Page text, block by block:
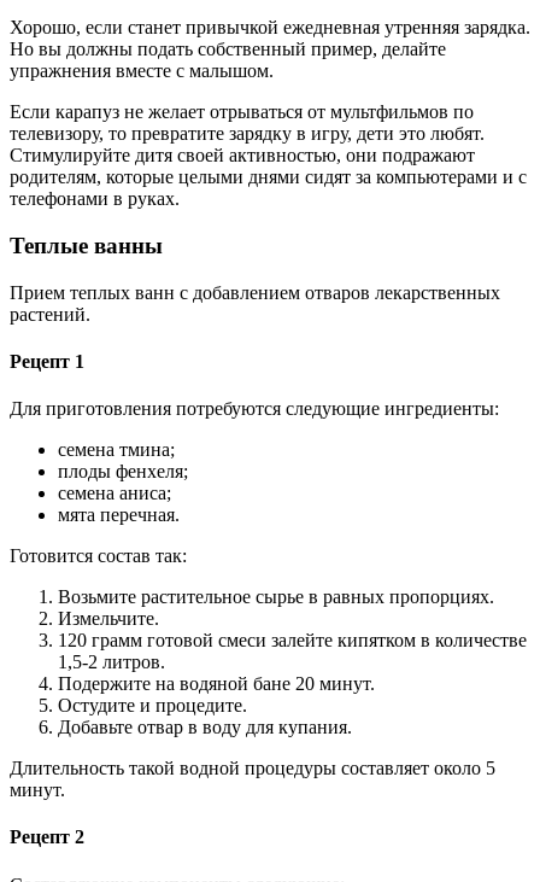
Хорошо, если станет привычкой ежедневная утренняя зарядка.
Но вы должны подать собственный пример, делайте
упражнения вместе с малышом.
Если карапуз не желает отрываться от мультфильмов по
телевизору, то превратите зарядку в игру, дети это любят.
Стимулируйте дитя своей активностью, они подражают
родителям, которые целыми днями сидят за компьютерами и с
телефонами в руках.
Теплые ванны
Прием теплых ванн с добавлением отваров лекарственных
растений.
Рецепт 1
Для приготовления потребуются следующие ингредиенты:
семена тмина;
плоды фенхеля;
семена аниса;
мята перечная.
Готовится состав так:
Возьмите растительное сырье в равных пропорциях.
Измельчите.
120 грамм готовой смеси залейте кипятком в количестве
1,5-2 литров.
Подержите на водяной бане 20 минут.
Остудите и процедите.
Добавьте отвар в воду для купания.
Длительность такой водной процедуры составляет около 5
минут.
Рецепт 2